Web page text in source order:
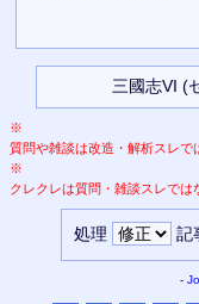
※
質問や雑談は改造・解析スレで
※
クレクレは質問・雑談スレでは
処理 記
-